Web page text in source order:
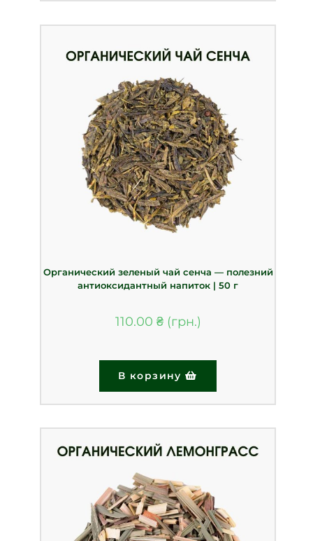
Органический зеленый чай сенча — полезний
антиоксидантный напиток | 50 г
110.00 ₴
В корзину